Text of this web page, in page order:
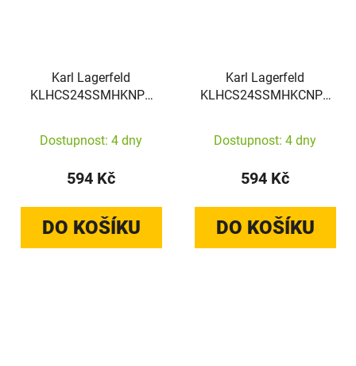
Karl Lagerfeld
KLHCS24SSMHKNPK
black
Dostupnost: 4 dny
594 Kč
DO KOŠÍKU
Karl Lagerfeld
KLHCS24SSMHKCNPK
Karl&Choupette Metal
Dostupnost: 4 dny
594 Kč
DO KOŠÍKU